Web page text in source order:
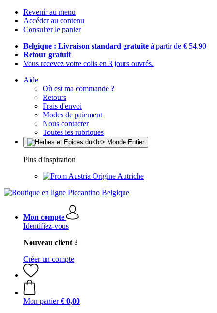
Revenir au menu
Accéder au contenu
Consulter le panier
Belgique : Livraison standard gratuite à partir de € 54,90
Retour gratuit
Vous recevez votre colis en 3 jours ouvrés.
Aide
Où est ma commande ?
Retours
Frais d'envoi
Modes de paiement
Nous contacter
Toutes les rubriques
Plus d'inspiration
Origine Autriche
Mon compte
Identifiez-vous
Nouveau client ?
Créer un compte
Mon panier € 0,00